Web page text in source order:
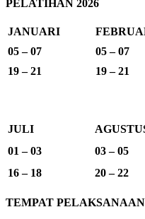
PELATIHAN 2026
JANUARI
05 – 07
05 – 07
19 – 21
19 – 21
JULI
01 – 03
03 – 05
16 – 18
20 – 22
TEMPAT